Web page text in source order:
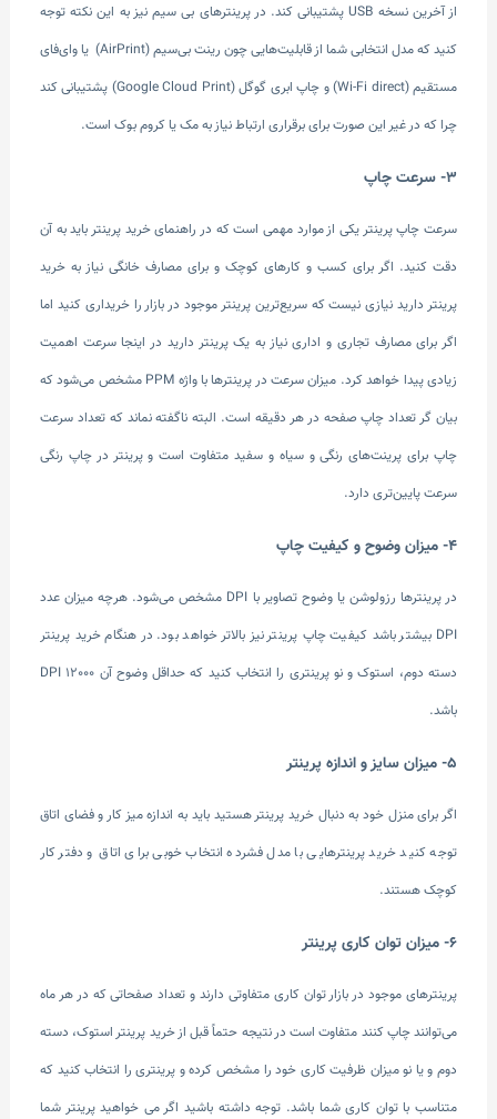
از آخرین نسخه USB پشتیبانی کند. در پرینترهای بی سیم نیز به این نکته توجه
کنید که مدل انتخابی شما از قابلیت‌هایی چون رینت بی‌سیم (AirPrint) یا وای‌فای
مستقیم (Wi-Fi direct) و چاپ ابری گوگل (Google Cloud Print) پشتیبانی کند
چرا که در غیر این صورت برای برقراری ارتباط نیاز به مک یا کروم بوک است.
3- سرعت چاپ
سرعت چاپ پرینتر یکی از موارد مهمی است که در راهنمای خرید پرینتر باید به آن
دقت کنید. اگر برای کسب و کارهای کوچک و برای مصارف خانگی نیاز به خرید
پرینتر دارید نیازی نیست که سریع‌ترین پرینتر موجود در بازار را خریداری کنید اما
اگر برای مصارف تجاری و اداری نیاز به یک پرینتر دارید در اینجا سرعت اهمیت
زیادی پیدا خواهد کرد. میزان سرعت در پرینترها با واژه PPM مشخص ‌می‌شود که
بیان گر تعداد چاپ صفحه در هر دقیقه است. البته ناگفته نماند که تعداد سرعت
چاپ برای پرینت‌های رنگی و سیاه و سفید متفاوت است و پرینتر در چاپ رنگی
سرعت پایین‌تری دارد.
4- میزان وضوح و کیفیت چاپ
در پرینترها رزولوشن یا وضوح تصاویر با DPI مشخص ‌می‌شود. هرچه میزان عدد
DPI بیشتر باشد کیفیت چاپ پرینتر نیز بالاتر خواهد بود. در هنگام خرید پرینتر
دسته دوم، استوک و نو پرینتری را انتخاب کنید که حداقل وضوح آن DPI 12000
باشد.
5- میزان سایز و اندازه پرینتر
اگر برای منزل خود به دنبال خرید پرینتر هستید باید به اندازه میز کار و فضای اتاق
توجه کنید خرید پرینترهایی با مدل فشرده انتخاب خوبی برای اتاق و دفتر کار
کوچک هستند.
6- میزان توان کاری پرینتر
پرینتر‌های موجود در بازار توان کاری متفاوتی دارند و تعداد صفحاتی که در هر ماه
می‌توانند چاپ کنند متفاوت است در نتیجه حتماً قبل از خرید پرینتر استوک، دسته
دوم و یا نو میزان ظرفیت کاری خود را مشخص کرده و پرینتری را انتخاب کنید که
متناسب با توان کاری شما باشد. توجه داشته باشید اگر می خواهید پرینتر شما